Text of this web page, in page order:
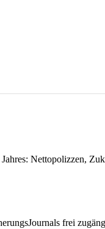
Nettopolizzen,
frei